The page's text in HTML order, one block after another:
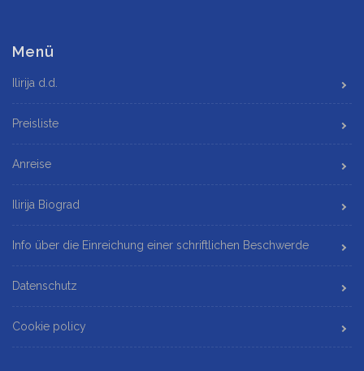
Menü
Ilirija d.d.
Preisliste
Anreise
Ilirija Biograd
Info über die Einreichung einer schriftlichen Beschwerde
Datenschutz
Cookie policy